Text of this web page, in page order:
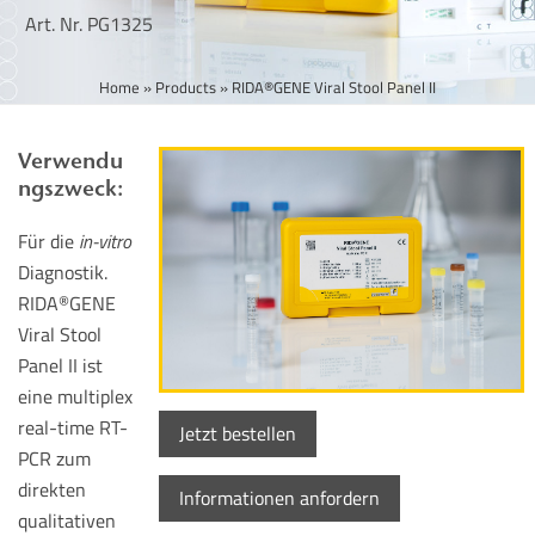
Art. Nr. PG1325
Home » Products » RIDA®GENE Viral Stool Panel II
Jetzt bestellen
Informationen anfordern
Verwendu
ngszweck:
Für die in-vitro
Diagnostik.
RIDA®GENE
Viral Stool
Panel II ist
eine multiplex
real-time RT-
PCR zum
direkten
qualitativen